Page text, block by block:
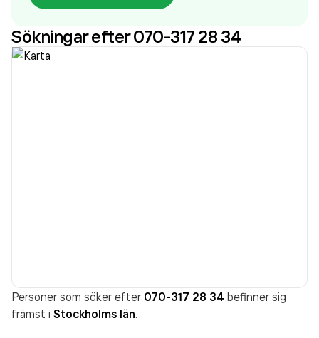
företaget. Bolaget är ett aktiebolag som varit aktivt
sedan 2012. Wangeskog Hyrcenter Norra Norrland
ABomsatte 146 493 000,00 krsenaste
Sökningar efter 070-317 28 34
Personer som söker efter 070-317 28 34 befinner sig
främst i Stockholms län.